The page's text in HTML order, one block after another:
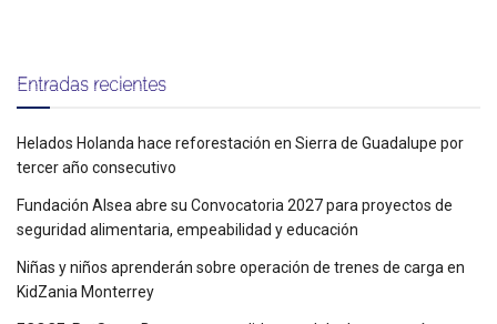
Entradas recientes
Helados Holanda hace reforestación en Sierra de Guadalupe por
tercer año consecutivo
Fundación Alsea abre su Convocatoria 2027 para proyectos de
seguridad alimentaria, empeabilidad y educación
Niñas y niños aprenderán sobre operación de trenes de carga en
KidZania Monterrey